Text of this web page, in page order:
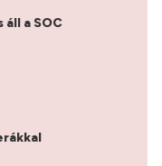
a SOC